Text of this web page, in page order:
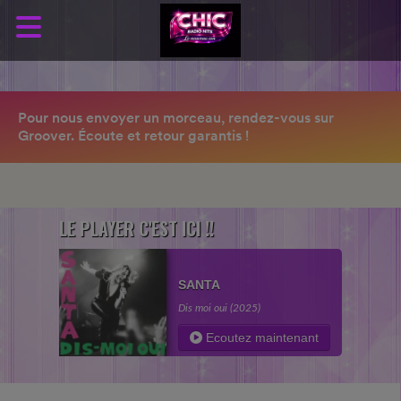
LE PLAYER C'EST ICI !!
SANTA
Dis moi oui (2025)
Ecoutez maintenant